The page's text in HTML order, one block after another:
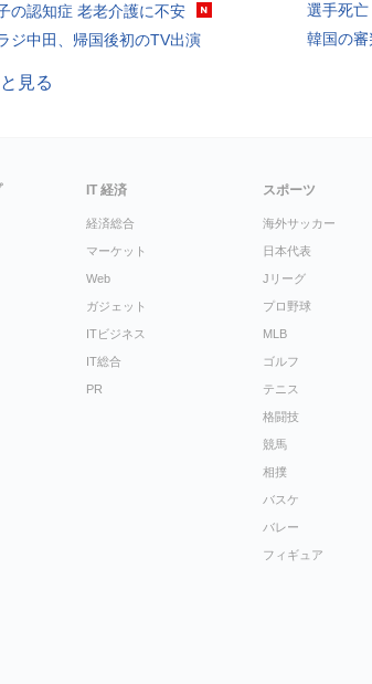
の認知症 老老介護に不安
ジ中田、帰国後初のTV出演
選手死
韓国の
見る
IT 経済
経済総合
マーケット
Web
ガジェット
ITビジネス
IT総合
PR
スポーツ
海外サッカー
日本代表
Jリーグ
プロ野球
MLB
ゴルフ
テニス
格闘技
競馬
相撲
バスケ
バレー
フィギュア